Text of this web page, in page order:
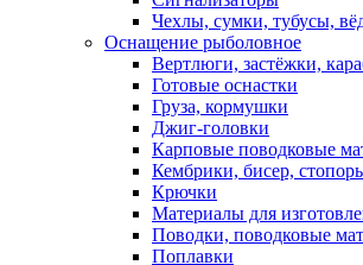
Чехлы, сумки, тубусы,
Оснащение рыболовное
Вертлюги, застёжки,
Готовые оснастки
Груза, кормушки
Джиг-головки
Карповые поводковые
Кембрики, бисер,
Крючки
Материалы для
Поводки, поводковые
Поплавки